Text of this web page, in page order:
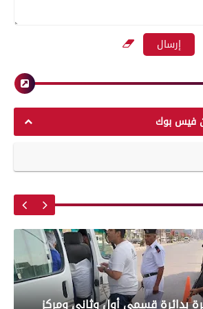
شاهد أبرز لقطات مباراة
فى الدورى
البورسعيدي فى الدوري
فيس بوك
سيارة نقل أثناء عبور الطريق
بدائرة قسمي أول وثاني ومركز